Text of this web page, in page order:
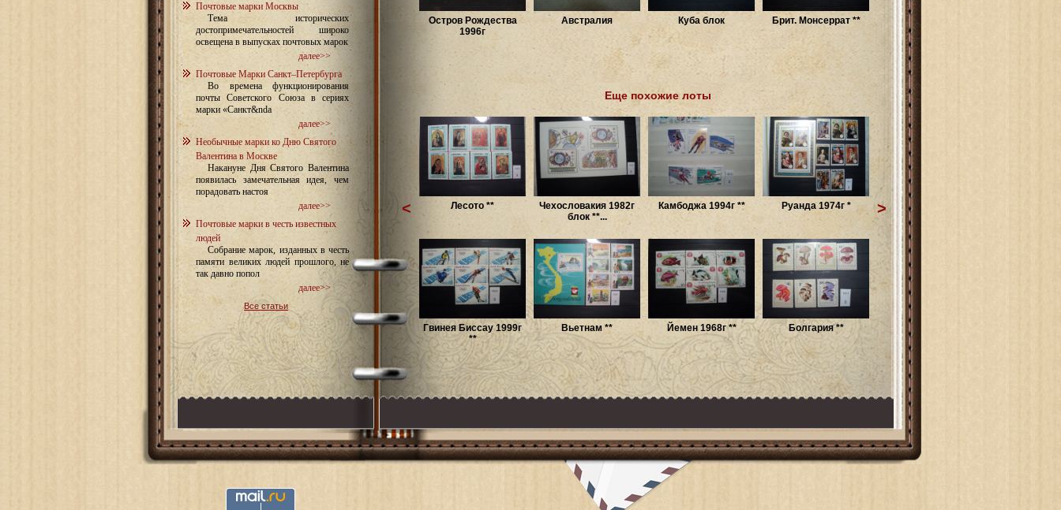
Почтовые марки Москвы
Тема исторических
достопримечательностей широко
освещена в выпусках почтовых марок
далее>>
Почтовые Марки Санкт–Петербурга
Во времена функционирования
почты Советского Союза в сериях
марки «Санкт&nda
далее>>
Необычные марки ко Дню Святого
Валентина в Москве
Накануне Дня Святого Валентина
появилась замечательная идея, чем
порадовать настоя
далее>>
Почтовые марки в честь известных
людей
Собрание марок, изданных в честь
памяти великих людей прошлого, не
так давно попол
далее>>
Все статьи
Остров Рождества
1996г
Австралия Куба блок Брит. Монсеррат **
Еще похожие лоты
Лесото **
Чехословакия 1982г
блок **...
Камбоджа 1994г ** Руанда 1974г *
Гвинея Биссау 1999г
**
Вьетнам ** Йемен 1968г ** Болгария **
< >